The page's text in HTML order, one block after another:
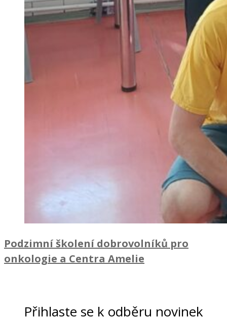
Podzimní školení dobrovolníků pro
onkologie a Centra Amelie
Přihlaste se k odběru novinek